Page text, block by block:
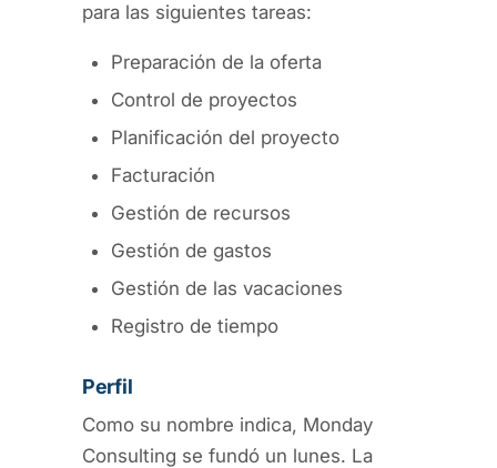
para las siguientes tareas:
Preparación de la oferta
Control de proyectos
Planificación del proyecto
Facturación
Gestión de recursos
Gestión de gastos
Gestión de las vacaciones
Registro de tiempo
Perfil
Como su nombre indica, Monday
Consulting se fundó un lunes. La